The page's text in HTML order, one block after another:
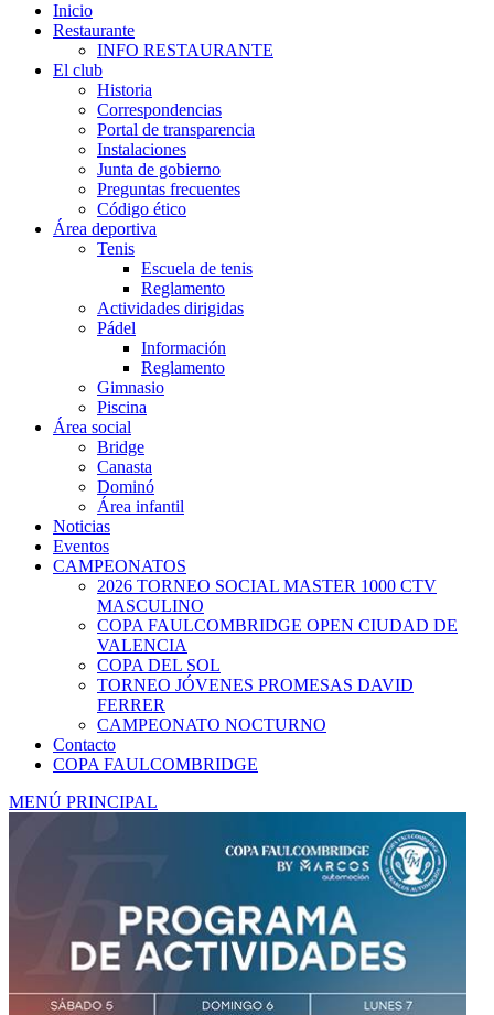
Inicio
Restaurante
INFO RESTAURANTE
El club
Historia
Correspondencias
Portal de transparencia
Instalaciones
Junta de gobierno
Preguntas frecuentes
Código ético
Área deportiva
Tenis
Escuela de tenis
Reglamento
Actividades dirigidas
Pádel
Información
Reglamento
Gimnasio
Piscina
Área social
Bridge
Canasta
Dominó
Área infantil
Noticias
Eventos
CAMPEONATOS
2026 TORNEO SOCIAL MASTER 1000 CTV
MASCULINO
COPA FAULCOMBRIDGE OPEN CIUDAD DE
VALENCIA
COPA DEL SOL
TORNEO JÓVENES PROMESAS DAVID
FERRER
CAMPEONATO NOCTURNO
Contacto
COPA FAULCOMBRIDGE
MENÚ PRINCIPAL